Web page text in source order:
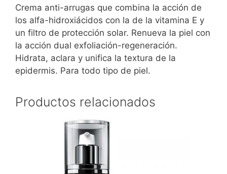
Crema anti-arrugas que combina la acción de
los alfa-hidroxiácidos con la de la vitamina E y
un filtro de protección solar. Renueva la piel con
la acción dual exfoliación-regeneración.
Hidrata, aclara y unifica la textura de la
epidermis. Para todo tipo de piel.
Productos relacionados